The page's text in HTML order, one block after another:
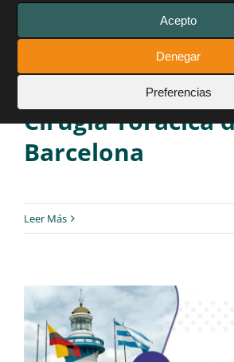
Acepto
Denegar
Preferencias
Destacada
del Pectus Up en
Congreso
Cirugía Torácica
Barcelona
Leer Más